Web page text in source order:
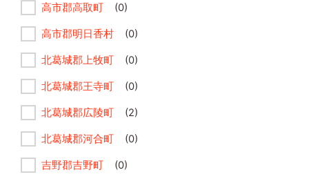
高市郡高取町 (0)
高市郡明日香村 (0)
北葛城郡上牧町 (0)
北葛城郡王寺町 (0)
北葛城郡広陵町 (2)
北葛城郡河合町 (0)
吉野郡吉野町 (0)